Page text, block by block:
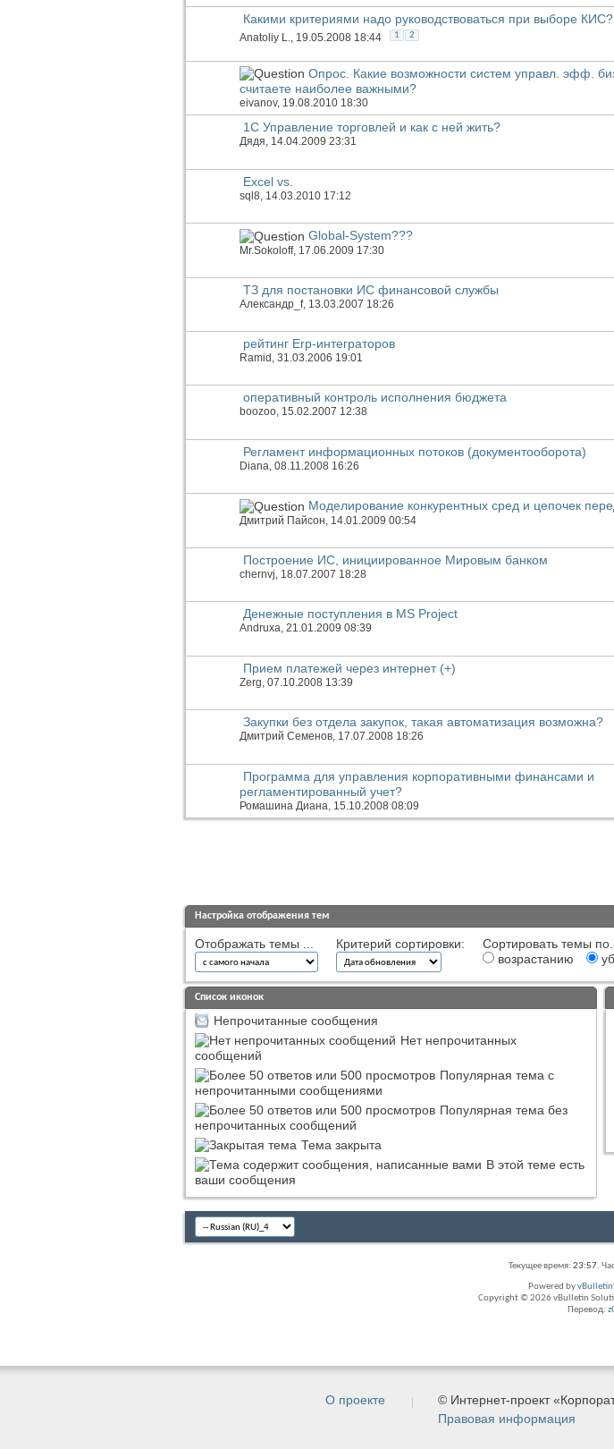
Какими критериями надо руководствоваться при выборе КИС?
Anatoliy L., 19.05.2008 18:44 1 2
Опрос. Какие возможности систем управл. эфф.
считаете наиболее важными?
eivanov, 19.08.2010 18:30
1С Управление торговлей и как с ней жить?
Дядя, 14.04.2009 23:31
Excel vs.
sql8 , 14.03.2010 17:12
Global-System???
Mr.Sokoloff, 17.06.2009 17:30
ТЗ для постановки ИС финансовой службы
Александр_f, 13.03.2007 18:26
рейтинг Erp-интеграторов
Ramid , 31.03.2006 19:01
оперативный контроль исполнения бюджета
boozoo, 15.02.2007 12:38
Регламент информационных потоков (документооборота)
Diana, 08.11.2008 16:26
Моделирование конкурентных сред и цепочек
Дмитрий Пайсон, 14.01.2009 00:54
Построение ИС, инициированное Мировым банком
chernvj, 18.07.2007 18:28
Денежные поступления в MS Project
Andruxa, 21.01.2009 08:39
Прием платежей через интернет (+)
Zerg, 07.10.2008 13:39
Закупки без отдела закупок, такая автоматизация возможна?
Дмитрий Семенов, 17.07.2008 18:26
Программа для управления корпоративными финансами и
регламентированный учет?
Ромашина Диана , 15.10.2008 08:09
Настройка отображения тем
Отображать темы ... Критерий сортировки:
Сортировать темы
возрастанию
Список иконок
Непрочитанные сообщения
Нет непрочитанных
сообщений
Популярная тема с
непрочитанными сообщениями
Популярная тема без
непрочитанных сообщений
Тема закрыта
В этой теме есть
ваши сообщения
Текущее время: 23:57.
Powered by
Copyright © 2026 vBulletin
Перевод:
О проекте
© Интернет-проект
Правовая информация